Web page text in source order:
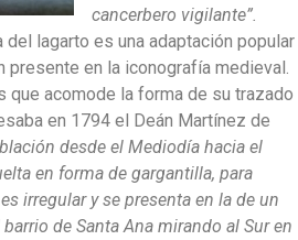
cancerbero vigilante”.
del lagarto es una adaptación popular
presente en la iconografía medieval.
que acomode la forma de su trazado
en 1794 el Deán Martínez de
desde el Mediodía hacia el
en forma de gargantilla, para
irregular y se presenta en la de un
de Santa Ana mirando al Sur en